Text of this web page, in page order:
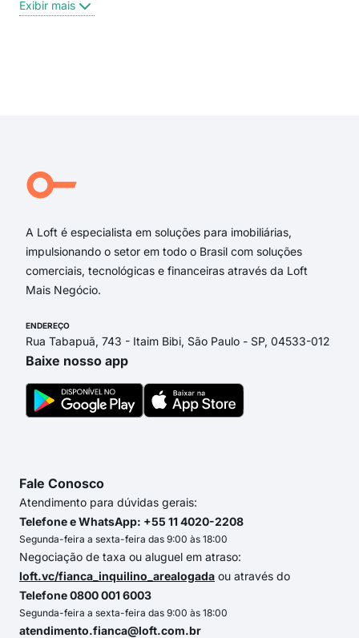
Exibir mais
A Loft é especialista em soluções para imobiliárias,
impulsionando o setor em todo o Brasil com soluções
comerciais, tecnológicas e financeiras através da Loft
Mais Negócio.
ENDEREÇO
Rua Tabapuã, 743 - Itaim Bibi, São Paulo - SP, 04533-012
Baixe nosso app
Fale Conosco
Atendimento para dúvidas gerais:
Telefone e WhatsApp: +55 11 4020-2208
Segunda-feira a sexta-feira das 9:00 às 18:00
Negociação de taxa ou aluguel em atraso:
loft.vc/fianca_inquilino_arealogada ou através do
Telefone 0800 001 6003
Segunda-feira a sexta-feira das 9:00 às 18:00
atendimento.fianca@loft.com.br